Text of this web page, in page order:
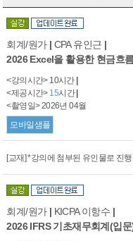
회계/원가 | CPA 유인근 |
2026 Excel을 활용한 현금흐
<강의시간> 10시간
<제공시간> 15시간
<촬영일> 2026년 04월
모바일샘플
[교재] *강의에 첨부된 유인물로 진
회계/원가 | KICPA 이항수 |
2026 IFRS 기초재무회계(입문